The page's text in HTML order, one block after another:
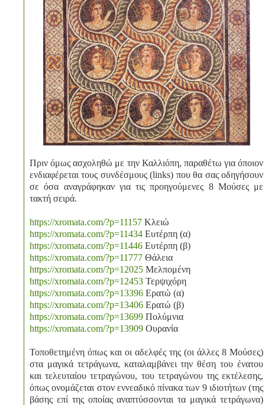
Πριν όμως ασχοληθώ με την Καλλιόπη, παραθέτω για όποιον
ενδιαφέρεται τους συνδέσμους (links) που θα σας οδηγήσουν
σε όσα αναγράφηκαν για τις προηγούμενες 8 Μούσες με
τακτή σειρά.
https://xromata.com/?p=11157 Κλειώ
https://xromata.com/?p=11434 Ευτέρπη (α)
https://xromata.com/?p=11446 Ευτέρπη (β)
https://xromata.com/?p=11777 Θάλεια
https://xromata.com/?p=12025 Μελπομένη
https://xromata.com/?p=12453 Τερψιχόρη
https://xromata.com/?p=13396 Ερατώ (α)
https://xromata.com/?p=13406 Ερατώ (β)
https://xromata.com/?p=13699 Πολύμνια
https://xromata.com/?p=13909 Ουρανία
Τοποθετημένη όπως και οι αδελφές της (οι άλλες 8 Μούσες)
στα μαγικά τετράγωνα, καταλαμβάνει την θέση του ένατου
και τελευταίου τετραγώνου, του τετραγώνου της εκτέλεσης,
όπως ονομάζεται στον εννεαδικό πίνακα των 9 ιδιοτήτων (της
βάσης επί της οποίας αναπτύσσονται τα μαγικά τετράγωνα)